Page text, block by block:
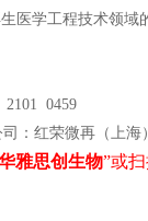
医学工程技术领
0459
：红荣微再（上海
雅思创生物”或